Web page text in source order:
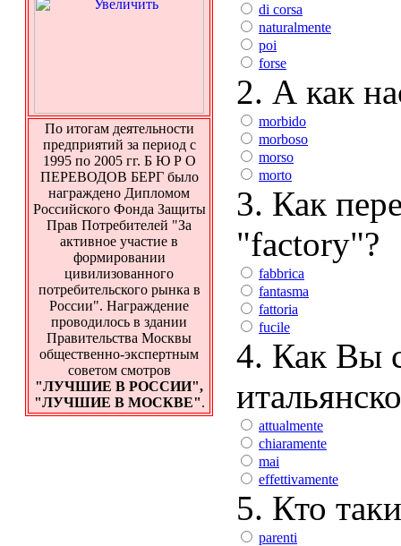
По итогам деятельности
предприятий за период с
1995 по 2005 гг. Б Ю Р О
ПЕРЕВОДОВ БЕРГ было
награждено Дипломом
Российского Фонда Защиты
Прав Потребителей "За
активное участие в
формировании
цивилизованного
потребительского рынка в
России". Награждение
проводилось в здании
Правительства Москвы
общественно-экспертным
советом смотров
"ЛУЧШИЕ В РОССИИ",
"ЛУЧШИЕ В МОСКВЕ".
di corsa
naturalmente
poi
forse
2. А как
morbido
morboso
morso
morto
3. Как
"factory"?
fabbrica
fantasma
fattoria
fucile
4. Как Вы
attualmente
chiaramente
mai
effettivamente
5. Кто
parenti